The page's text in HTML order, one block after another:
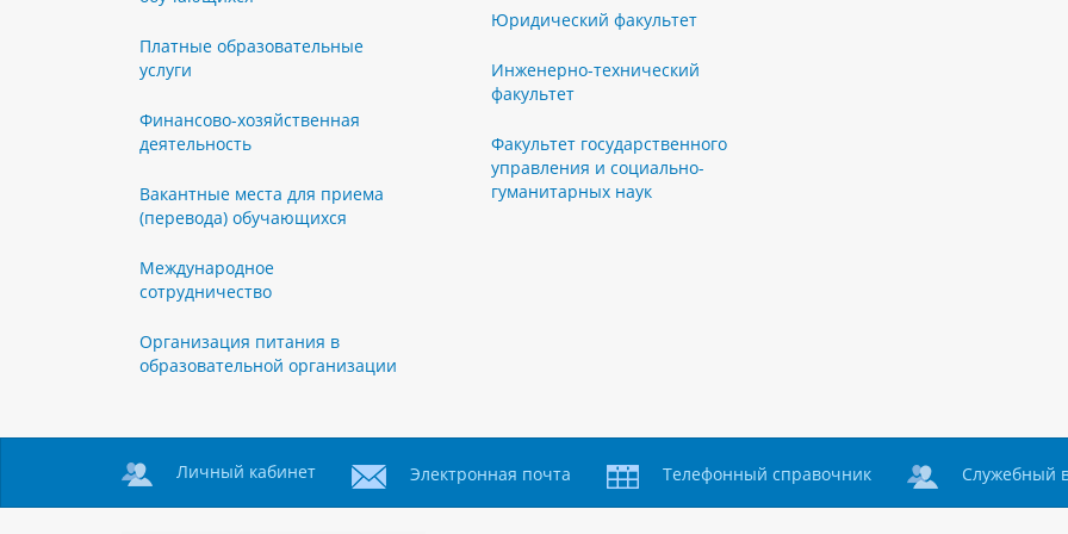
Платные образовательные
услуги
Финансово-хозяйственная
деятельность
Вакантные места для приема
(перевода) обучающихся
Международное
сотрудничество
Организация питания в
образовательной организации
Юридический факультет
Инженерно-технический
факультет
Факультет государственного
управления и социально-
гуманитарных наук
Личный кабинет Электронная почта Телефонный справочник Служебный